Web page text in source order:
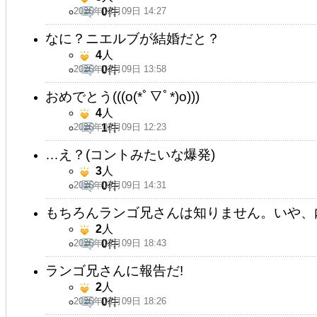
2026年02月09日 14:27
0件
なに？ニエルブが結婚だと？
2026年02月09日 13:58
4人
0件
おめでとう(((o(*ﾟ▽ﾟ*)o)))
2026年02月09日 12:23
4人
1件
…え？(コントみたいな爆発)
2026年02月09日 14:31
3人
0件
もちろんランゴ兄さんは知りません。いや
2026年02月09日 18:43
2人
0件
ランゴ兄さんに報告だ!
2026年02月09日 18:26
2人
0件